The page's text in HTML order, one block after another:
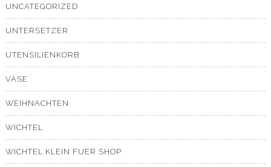
UNCATEGORIZED
UNTERSETZER
UTENSILIENKORB
VASE
WEIHNACHTEN
WICHTEL
WICHTEL KLEIN FUER SHOP